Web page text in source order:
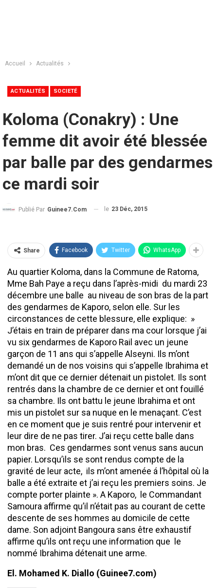
Accueil Actualités
ACTUALITÉS SOCIETÉ
Koloma (Conakry) : Une
femme dit avoir été blessée
par balle par des gendarmes
ce mardi soir
Publié Par Guinee7.com le 23 Déc, 2015
Share Facebook Twitter WhatsApp
Au quartier Koloma, dans la Commune de Ratoma,
Mme Bah Paye a reçu dans l’après-midi du mardi 23
décembre une balle au niveau de son bras de la part
des gendarmes de Kaporo, selon elle. Sur les
circonstances de cette blessure, elle explique: »
J’étais en train de préparer dans ma cour lorsque j’ai
vu six gendarmes de Kaporo Rail avec un jeune
garçon de 11 ans qui s’appelle Alseyni. Ils m’ont
demandé un de nos voisins qui s’appelle Ibrahima et
m’ont dit que ce dernier détenait un pistolet. Ils sont
rentrés dans la chambre de ce dernier et ont fouillé
sa chambre. Ils ont battu le jeune Ibrahima et ont
mis un pistolet sur sa nuque en le menaçant. C’est
en ce moment que je suis rentré pour intervenir et
leur dire de ne pas tirer. J’ai reçu cette balle dans
mon bras. Ces gendarmes sont venus sans aucun
papier. Lorsqu’ils se sont rendus compte de la
gravité de leur acte, ils m’ont amenée á l’hôpital où la
balle a été extraite et j’ai reçu les premiers soins. Je
compte porter plainte ». A Kaporo, le Commandant
Samoura affirme qu’il n’était pas au courant de cette
descente de ses hommes au domicile de cette
dame. Son adjoint Bangoura sans être exhaustif
affirme qu’ils ont reçu une information que le
nommé Ibrahima détenait une arme.
El. Mohamed K. Diallo (Guinee7.com)